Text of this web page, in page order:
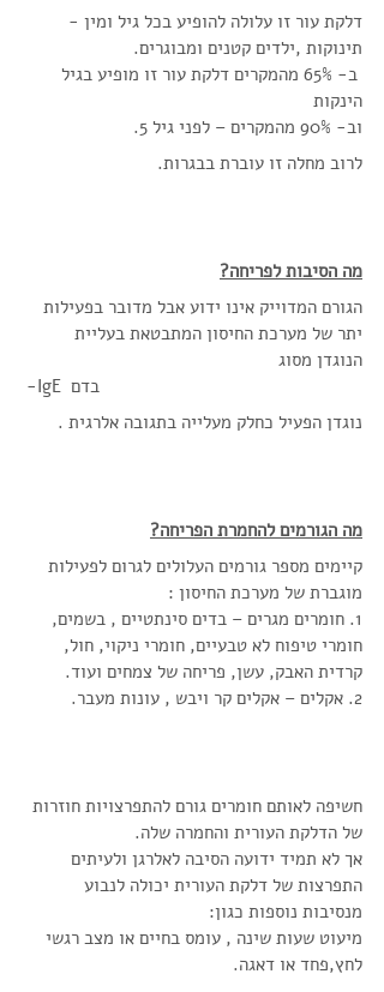
דלקת עור זו עלולה להופיע בכל גיל ומין -
תינוקות ,ילדים קטנים ומבוגרים.
ב- 65% מהמקרים דלקת עור זו מופיע בגיל
הינקות
וב- 90% מהמקרים – לפני גיל 5.
לרוב מחלה זו עוברת בבגרות.
מה הסיבות לפריחה?
הגורם המדוייק אינו ידוע אבל מדובר בפעילות
יתר של מערכת החיסון המתבטאת בעליית
הנוגדן מסוג
-IgE  בדם
נוגדן הפעיל כחלק מעלייה בתגובה אלרגית .
מה הגורמים להחמרת הפריחה?
קיימים מספר גורמים העלולים לגרום לפעילות
מוגברת של מערכת החיסון :
1. חומרים מגרים – בדים סינתטיים , בשמים,
חומרי טיפוח לא טבעיים, חומרי ניקוי, חול,
קרדית האבק, עשן, פריחה של צמחים ועוד.
2. אקלים – אקלים קר ויבש , עונות מעבר.
חשיפה לאותם חומרים גורם להתפרצויות חוזרות
של הדלקת העורית והחמרה שלה.
אך לא תמיד ידועה הסיבה לאלרגן ולעיתים
התפרצות של דלקת העורית יכולה לנבוע
מנסיבות נוספות כגון:
מיעוט שעות שינה , עומס בחיים או מצב רגשי
לחץ,פחד או דאגה.